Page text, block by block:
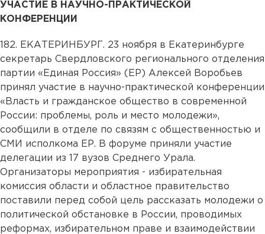
УЧАСТИЕ В НАУЧНО-ПРАКТИЧЕСКОЙ
КОНФЕРЕНЦИИ
182. ЕКАТЕРИНБУРГ. 23 ноября в Екатеринбурге
секретарь Свердловского регионального отделения
партии «Единая Россия» (ЕР) Алексей Воробьев
принял участие в научно-практической конференции
«Власть и гражданское общество в современной
России: проблемы, роль и место молодежи»,
сообщили в отделе по связям с общественностью и
СМИ исполкома ЕР. В форуме приняли участие
делегации из 17 вузов Среднего Урала.
Организаторы мероприятия - избирательная
комиссия области и областное правительство
поставили перед собой цель рассказать молодежи о
политической обстановке в России, проводимых
реформах, избирательном праве и взаимодействии